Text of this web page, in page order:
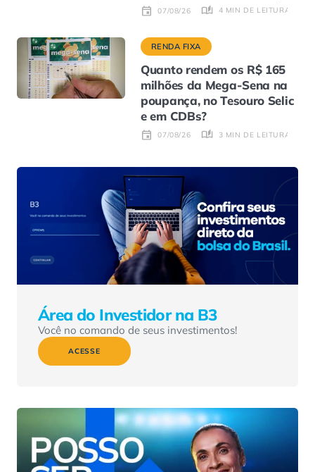
07/08/26 4 MIN DE LEITURA
RENDA FIXA
Quanto rendem os R$ 165
milhões da Mega-Sena na
poupança, no Tesouro Selic
e em CDBs?
07/08/26 3 MIN DE LEITURA
Área do Investidor na B3
Você no comando de seus investimentos!
ACESSE